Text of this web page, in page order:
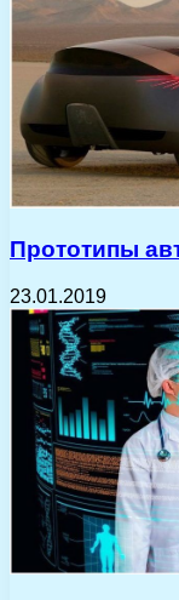
Прототипы
23.01.2019